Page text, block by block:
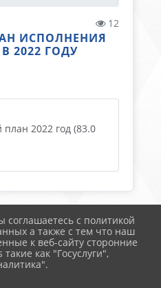
12
ИСПОЛНЕНИЯ
2022 ГОДУ
план 2022 год (83.0
данных
с политикой
а также с тем что наш
к веб-сайту сторонние
как "Госуслуги",